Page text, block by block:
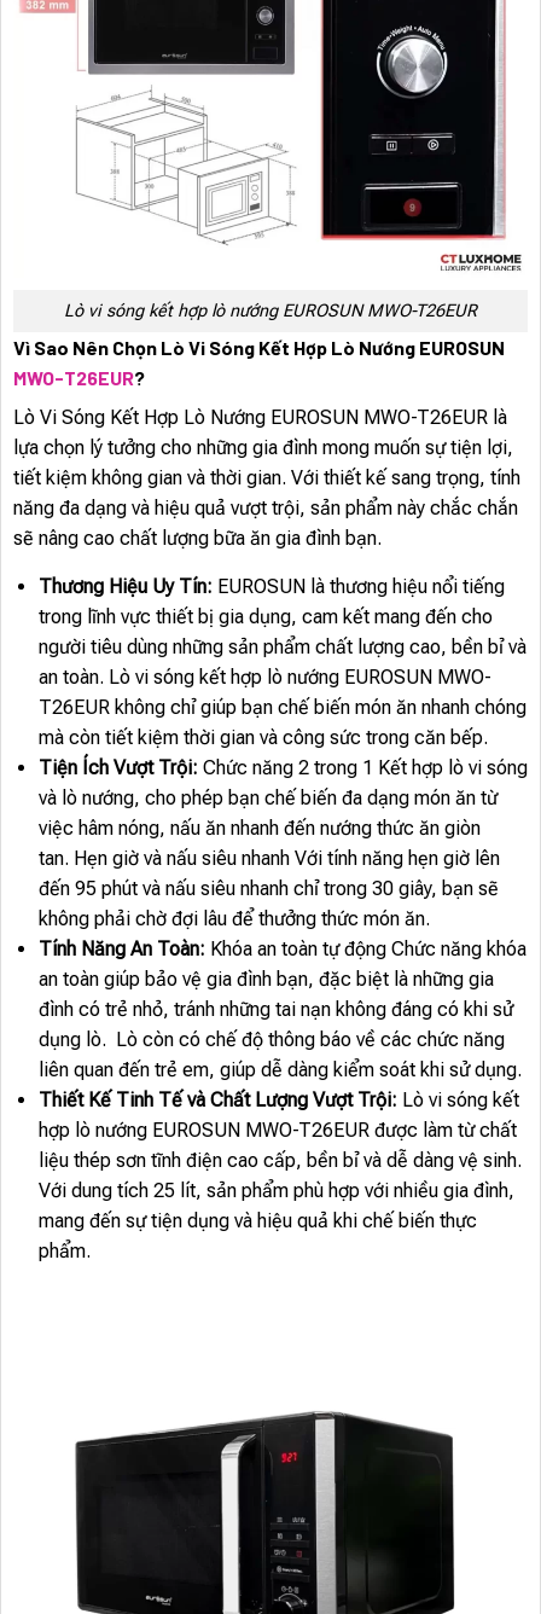
Lò vi sóng kết hợp lò nướng EUROSUN MWO-T26EUR
Vì Sao Nên Chọn Lò Vi Sóng Kết Hợp Lò Nướng EUROSUN
MWO-T26EUR?
Lò Vi Sóng Kết Hợp Lò Nướng EUROSUN MWO-T26EUR là
lựa chọn lý tưởng cho những gia đình mong muốn sự tiện lợi,
tiết kiệm không gian và thời gian. Với thiết kế sang trọng, tính
năng đa dạng và hiệu quả vượt trội, sản phẩm này chắc chắn
sẽ nâng cao chất lượng bữa ăn gia đình bạn.
Thương Hiệu Uy Tín: EUROSUN là thương hiệu nổi tiếng
trong lĩnh vực thiết bị gia dụng, cam kết mang đến cho
người tiêu dùng những sản phẩm chất lượng cao, bền bỉ và
an toàn. Lò vi sóng kết hợp lò nướng EUROSUN MWO-
T26EUR không chỉ giúp bạn chế biến món ăn nhanh chóng
mà còn tiết kiệm thời gian và công sức trong căn bếp.
Tiện Ích Vượt Trội: Chức năng 2 trong 1 Kết hợp lò vi sóng
và lò nướng, cho phép bạn chế biến đa dạng món ăn từ
việc hâm nóng, nấu ăn nhanh đến nướng thức ăn giòn
tan. Hẹn giờ và nấu siêu nhanh Với tính năng hẹn giờ lên
đến 95 phút và nấu siêu nhanh chỉ trong 30 giây, bạn sẽ
không phải chờ đợi lâu để thưởng thức món ăn.
Tính Năng An Toàn: Khóa an toàn tự động Chức năng khóa
an toàn giúp bảo vệ gia đình bạn, đặc biệt là những gia
đình có trẻ nhỏ, tránh những tai nạn không đáng có khi sử
dụng lò. Lò còn có chế độ thông báo về các chức năng
liên quan đến trẻ em, giúp dễ dàng kiểm soát khi sử dụng.
Thiết Kế Tinh Tế và Chất Lượng Vượt Trội: Lò vi sóng kết
hợp lò nướng EUROSUN MWO-T26EUR được làm từ chất
liệu thép sơn tĩnh điện cao cấp, bền bỉ và dễ dàng vệ sinh.
Với dung tích 25 lít, sản phẩm phù hợp với nhiều gia đình,
mang đến sự tiện dụng và hiệu quả khi chế biến thực
phẩm.